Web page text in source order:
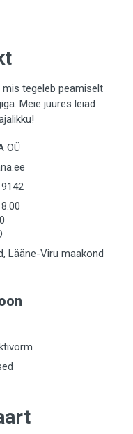
tegeleb peamiselt
Meie juures leiad
OÜ
Lääne-Viru maakond